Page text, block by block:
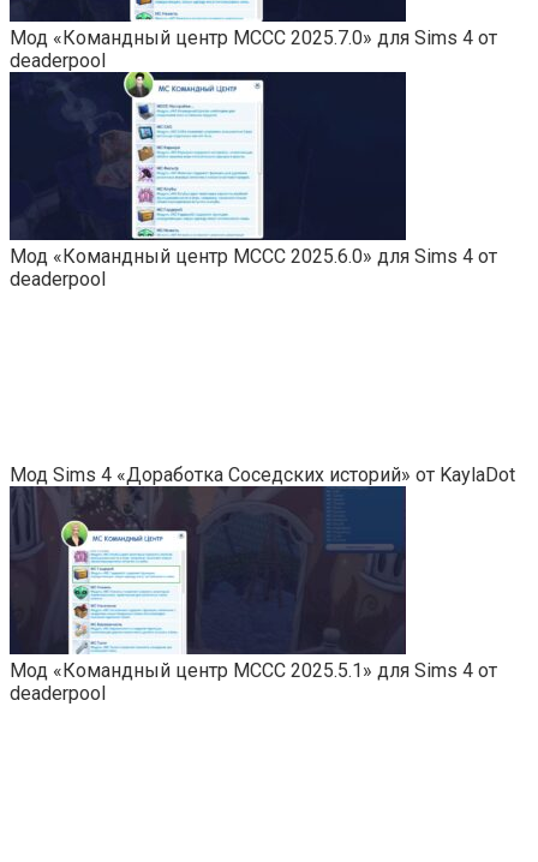
Мод «Командный центр MCCC 2025.7.0» для Sims 4 от
deaderpool
Мод «Командный центр MCCC 2025.6.0» для Sims 4 от
deaderpool
Мод Sims 4 «Доработка Соседских историй» от KaylaDot
Мод «Командный центр MCCC 2025.5.1» для Sims 4 от
deaderpool